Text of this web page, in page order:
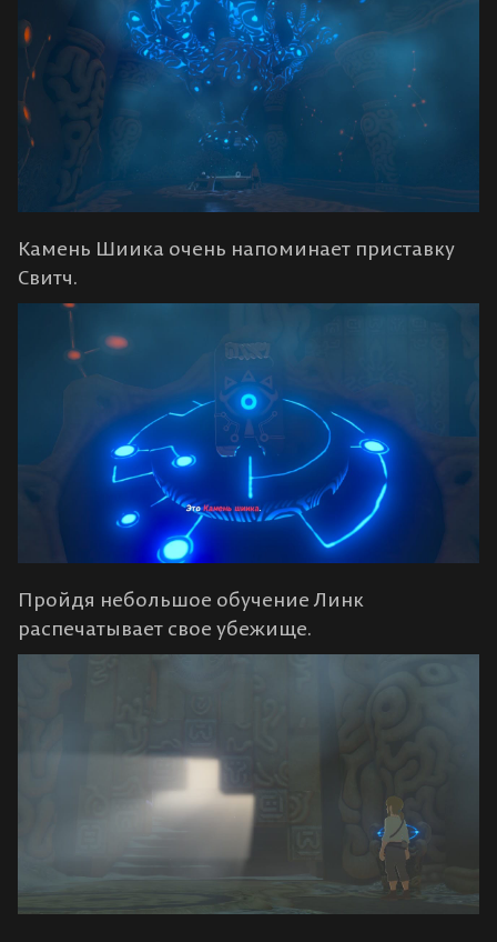
Камень Шиика очень напоминает приставку
Свитч.
Пройдя небольшое обучение Линк
распечатывает свое убежище.